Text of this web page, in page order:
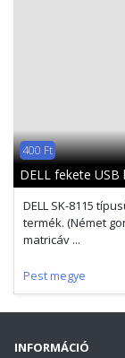
400 Ft
DELL fekete
DELL SK-8115
termék. (Német
matricáv ...
Pest megye
INFORMÁCIÓ